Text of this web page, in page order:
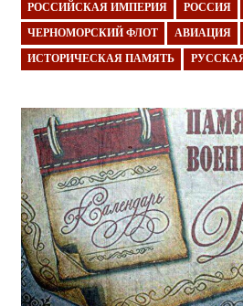
РОССИЙСКАЯ ИМПЕРИЯ РОССИЯ
ЧЕРНОМОРСКИЙ ФЛОТ АВИАЦИЯ
ИСТОРИЧЕСКАЯ ПАМЯТЬ